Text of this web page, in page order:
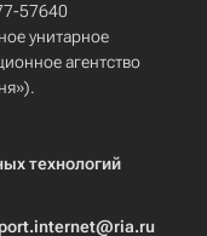
57640
унитарное
агентство
технологий